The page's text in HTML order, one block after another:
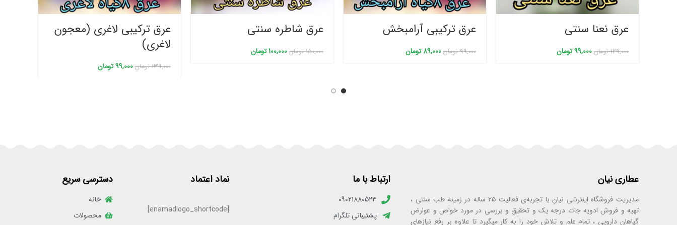
عرق نعنا سنتی
129,000 تومان 99,000تومان
عرق ترکیبی آرامبخش
99,000 تومان 89,000 تومان
عرق شاطره سنتی
150,000 تومان 100,000تومان
عرق ترکیبی لاغری (معجون
لاغری)
139,000 تومان 99,000تومان
عطاری نیان
مدیریت فروشگاه اینترنتی نیان با تجربه‌ی فعالیت ۲۵ ساله در زمینه طب سنتی ،
تهیه و فروش ادویه جات درجه یک و تحقیق و بررسی در مورد خواص و عوارض
گیاهان دارویی ، تمام علم و تلاش خود را به کار میگیرد تا علاوه بر رفع نیازهای
ارتباط با ما
09021880523
پشتیبانی تلگرام
نماد اعتماد
[enamadlogo_shortcode]
دسترسی سریع
خانه
محصولات